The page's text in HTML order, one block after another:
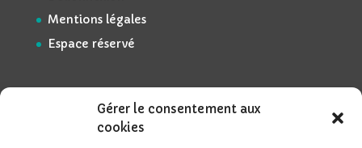
Gérer le consentement aux
cookies
Mentions légales
Espace réservé